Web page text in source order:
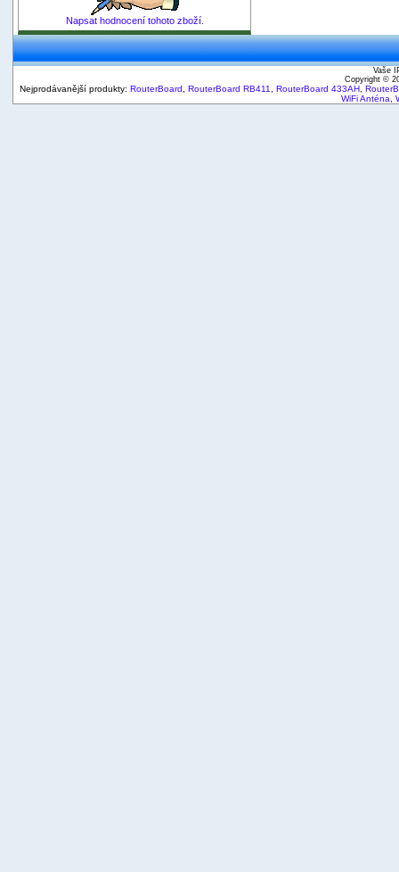
Napsat hodnocení tohoto zboží.
Vaše
Copyright ©
Nejprodávanější produkty: RouterBoard RouterBoard RB411 RouterBoard 433AH
WiFi Anténa